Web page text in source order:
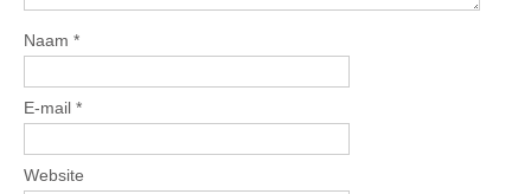
Naam *
E-mail *
Website